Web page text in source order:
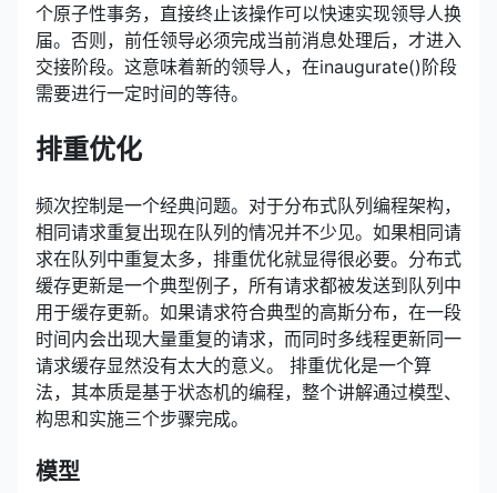
个原子性事务，直接终止该操作可以快速实现领导人换
届。否则，前任领导必须完成当前消息处理后，才进入
交接阶段。这意味着新的领导人，在inaugurate()阶段
需要进行一定时间的等待。
排重优化
频次控制是一个经典问题。对于分布式队列编程架构，
相同请求重复出现在队列的情况并不少见。如果相同请
求在队列中重复太多，排重优化就显得很必要。分布式
缓存更新是一个典型例子，所有请求都被发送到队列中
用于缓存更新。如果请求符合典型的高斯分布，在一段
时间内会出现大量重复的请求，而同时多线程更新同一
请求缓存显然没有太大的意义。 排重优化是一个算
法，其本质是基于状态机的编程，整个讲解通过模型、
构思和实施三个步骤完成。
模型